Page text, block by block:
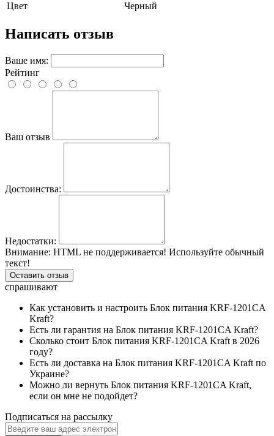
Цвет
Черный
Написать отзыв
Ваше имя:
Рейтинг
Ваш отзыв
Достоинства:
Недостатки:
Внимание: HTML не поддерживается! Используйте обычный
текст!
Оставить отзыв
спрашивают
Как установить и настроить Блок питания KRF-1201CA
Kraft?
Есть ли гарантия на Блок питания KRF-1201CA Kraft?
Сколько стоит Блок питания KRF-1201CA Kraft в 2026
году?
Есть ли доставка на Блок питания KRF-1201CA Kraft по
Украине?
Можно ли вернуть Блок питания KRF-1201CA Kraft,
если он мне не подойдет?
Подписаться на рассылку